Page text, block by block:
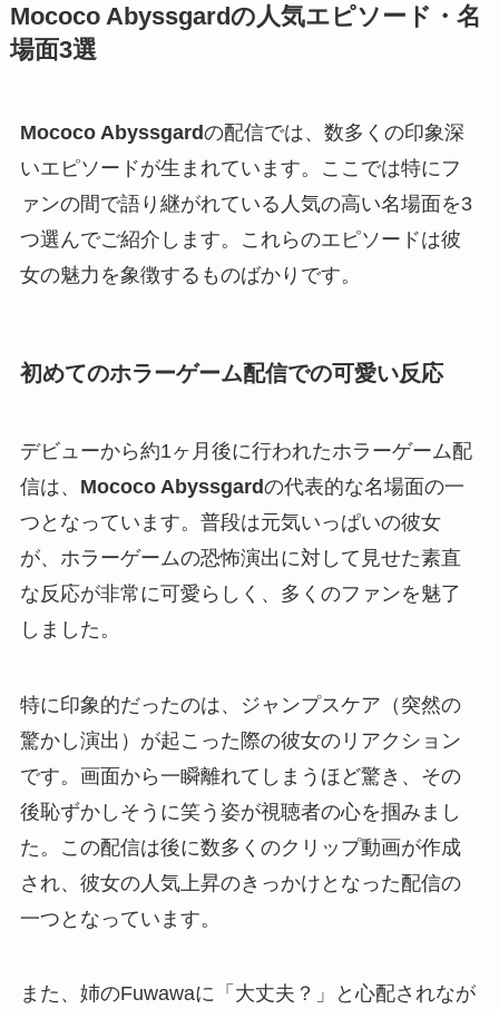
Mococo Abyssgardの人気エピソード・名
場面3選
Mococo Abyssgardの配信では、数多くの印象深
いエピソードが生まれています。ここでは特にフ
ァンの間で語り継がれている人気の高い名場面を3
つ選んでご紹介します。これらのエピソードは彼
女の魅力を象徴するものばかりです。
初めてのホラーゲーム配信での可愛い反応
デビューから約1ヶ月後に行われたホラーゲーム配
信は、 Mococo Abyssgardの代表的な名場面の一
つとなっています。普段は元気いっぱいの彼女
が、ホラーゲームの恐怖演出に対して見せた素直
な反応が非常に可愛らしく、多くのファンを魅了
しました。
特に印象的だったのは、ジャンプスケア（突然の
驚かし演出）が起こった際の彼女のリアクション
です。画面から一瞬離れてしまうほど驚き、その
後恥ずかしそうに笑う姿が視聴者の心を掴みまし
た。この配信は後に数多くのクリップ動画が作成
され、彼女の人気上昇のきっかけとなった配信の
一つとなっています。
また、姉のFuwawaに「大丈夫？」と心配されなが